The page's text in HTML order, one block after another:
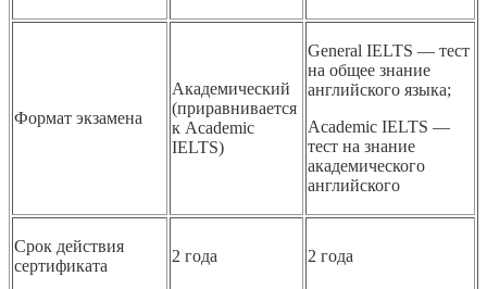
Формат экзамена
Академический
(приравнивается
к Academic
IELTS)
General IELTS — тест
на общее знание
английского языка;
Academic IELTS —
тест на знание
академического
английского
Срок действия
сертификата
2 года 2 года